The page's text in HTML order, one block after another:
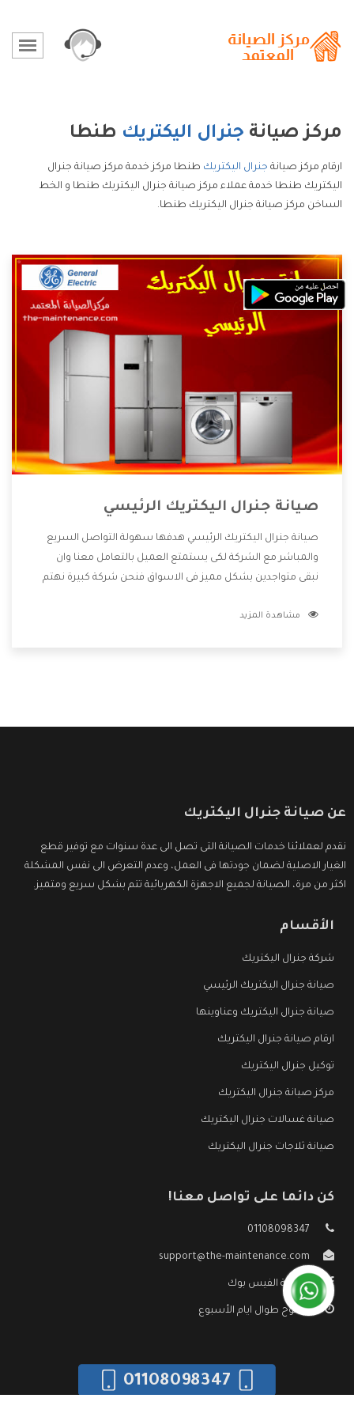
مركز صيانة جنرال اليكتريك طنطا
ارقام مركز صيانة جنرال اليكتريك طنطا مركز خدمة مركز صيانة جنرال
اليكتريك طنطا خدمة عملاء مركز صيانة جنرال اليكتريك طنطا و الخط
الساخن مركز صيانة جنرال اليكتريك طنطا.
صيانة جنرال اليكتريك الرئيسي
صيانة جنرال اليكتريك الرئيسي هدفها سهولة التواصل السريع
والمباشر مع الشركة لكى يستمتع العميل بالتعامل معنا وان
نبقى متواجدين بشكل مميز فى الاسواق فنحن شركة كبيرة نهتم
الشركة بها والتى تكون منها خدمة الصيانة التى تكون من أهم
مشاهدة المزيد
عن صيانة جنرال اليكتريك
نقدم لعملائنا خدمات الصيانة التى تصل الى عدة سنوات مع توفير قطع
الغيار الاصلية لضمان جودتها فى العمل، وعدم التعرض الى نفس المشكلة
اكثر من مرة، الصيانة لجميع الاجهزة الكهربائية تتم بشكل سريع ومتميز.
الأقسام
شركة جنرال اليكتريك
صيانة جنرال اليكتريك الرئيسي
صيانة جنرال اليكتريك وعناوينها
ارقام صيانة جنرال اليكتريك
توكيل جنرال اليكتريك
مركز صيانة جنرال اليكتريك
صيانة غسالات جنرال اليكتريك
صيانة ثلاجات جنرال اليكتريك
كن دائما على تواصل معنا!
01108098347
support@the-maintenance.com
صفحة الفيس بوك
مفتوح طوال ايام الأسبوع
01108098347